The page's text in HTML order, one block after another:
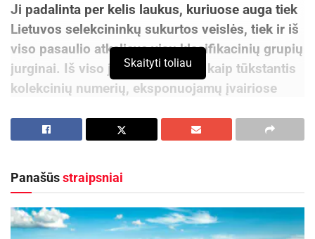
Ji padalinta per kelis laukus, kuriuose auga tiek
Lietuvos selekcininkų sukurtos veislės, tiek ir iš
viso pasaulio atkeliavę visų klasifikacinių grupių
jurginai. Iš viso jų čia – daugiau kaip tūkstantis
kolekcinių numerių, eksponuojamų įvairiose
plotą.
Aktualios
DHL perka „Venipak“ grupę: stiprins pozicijas
Skaityti toliau
Panašūsstraipsniai